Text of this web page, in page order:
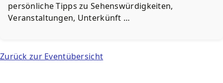
persönliche Tipps zu Sehenswürdigkeiten,
Veranstaltungen, Unterkünft …
Zurück zur Eventübersicht